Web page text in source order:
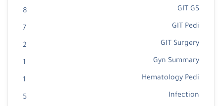
GIT GS
8
GIT Pedi
7
GIT Surgery
2
Gyn Summary
1
Hematology Pedi
1
Infection
5